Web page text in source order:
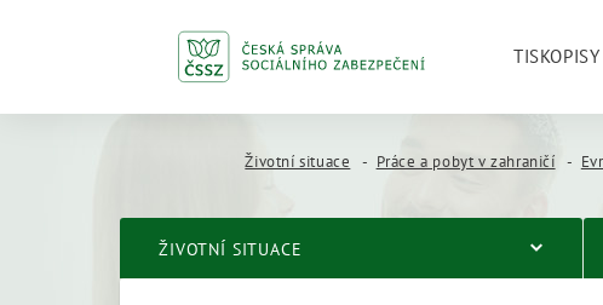
TISKOPISY
Životní situace Práce a pobyt v zahraničí
ŽIVOTNÍ SITUACE